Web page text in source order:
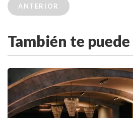
ANTERIOR
También te